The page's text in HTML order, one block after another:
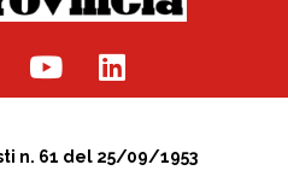
n. 61 del 25/09/1953